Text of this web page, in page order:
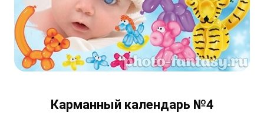
Карманный календарь №4